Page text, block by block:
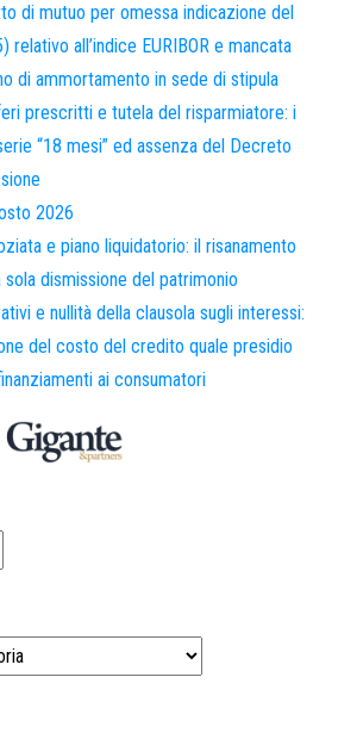
di mutuo per omessa indicazione del
all’indice EURIBOR e mancata
di ammortamento in sede di stipula
prescritti e tutela del risparmiatore: i
“18 mesi” ed assenza del Decreto
2026
e piano liquidatorio: il risanamento
dismissione del patrimonio
e nullità della clausola sugli interessi:
del costo del credito quale presidio
ai consumatori